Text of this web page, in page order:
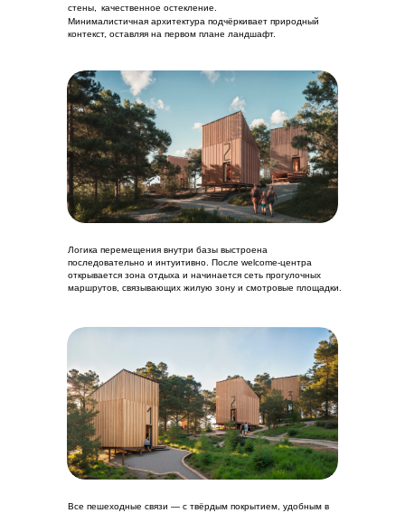
качественное остекление.
Минималистичная архитектура подчёркивает природный
контекст, оставляя на первом плане ландшафт.
стены,
Логика перемещения внутри базы выстроена
последовательно и интуитивно. После welcome-центра
открывается зона отдыха и начинается сеть прогулочных
маршрутов, связывающих жилую зону и смотровые площадки.
Все пешеходные связи — с твёрдым покрытием, удобным в